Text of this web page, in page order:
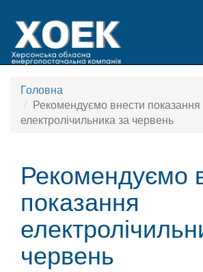
Головна
Рекомендуємо внести показання
електролічильника за червень
Рекомендуємо
показання
червень